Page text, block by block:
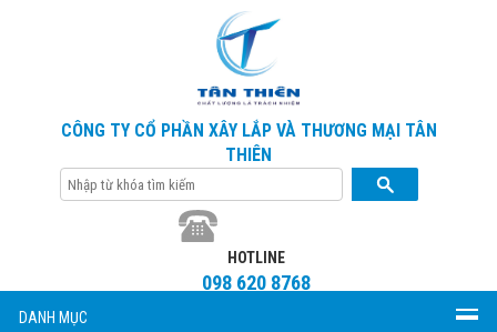
CÔNG TY CỔ PHẦN XÂY LẮP VÀ THƯƠNG MẠI TÂN
THIÊN
HOTLINE
098 620 8768
DANH MỤC